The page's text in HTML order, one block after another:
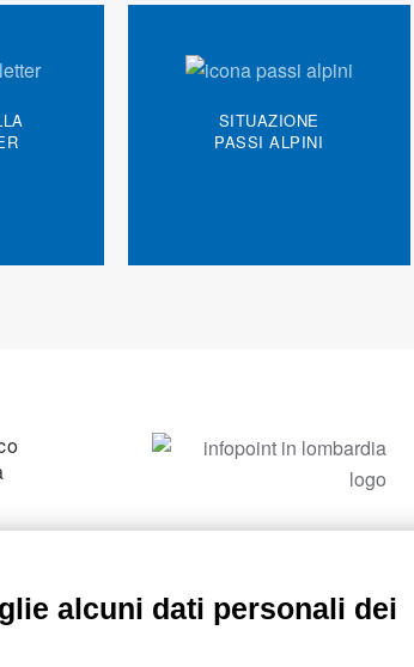
SITUAZIONE
PASSI ALPINI
alcuni dati personali dei